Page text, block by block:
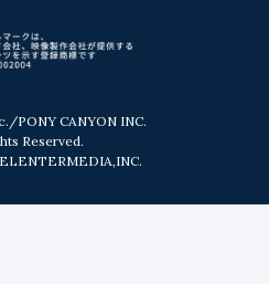
PONY CANYON INC.
Reserved.